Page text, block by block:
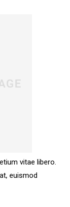
vitae libero.
euismod